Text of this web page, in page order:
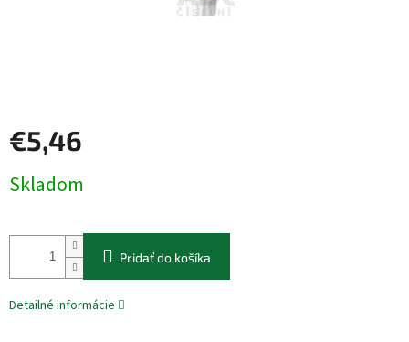
€5,46
cena:
Skladom
Pridať do košíka
Detailné informácie